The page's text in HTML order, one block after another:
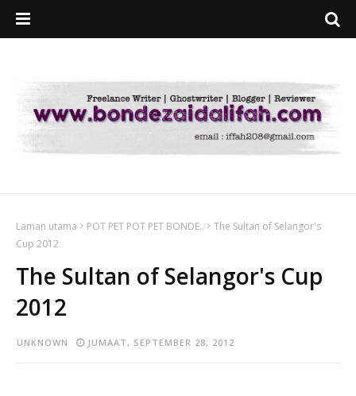
Laman utama POT PET POT PET BONDE..
The Sultan of Selangor's
Cup 2012
The Sultan of Selangor's Cup
2012
UNKNOWN JUMAAT, SEPTEMBER 28, 2012